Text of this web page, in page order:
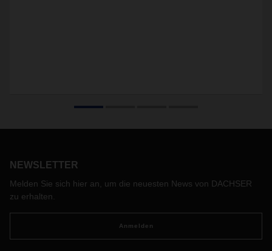
NEWSLETTER
Melden Sie sich hier an, um die neuesten News von DACHSER
zu erhalten.
Anmelden